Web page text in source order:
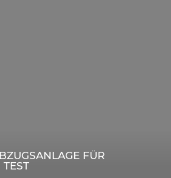
FÜR
TEST
SCHRITTE ZUR
IN DER